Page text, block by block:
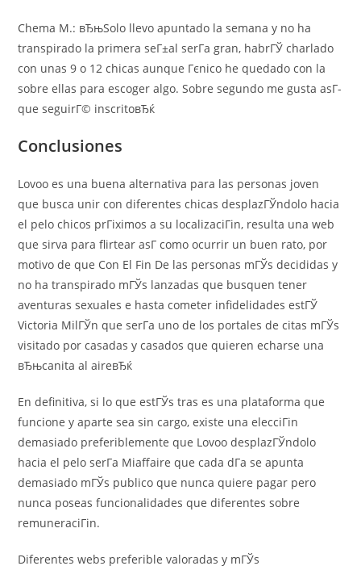
Chema M.: вЂњSolo llevo apuntado la semana y no ha
transpirado la primera seГ±al serГ­a gran, habrГЎ charlado
con unas 9 o 12 chicas aunque Гєnico he quedado con la
sobre ellas para escoger algo. Sobre segundo me gusta asГ­
que seguirГ© inscritoвЂќ
Conclusiones
Lovoo es una buena alternativa para las personas joven
que busca unir con diferentes chicas desplazГЎndolo hacia
el pelo chicos prГіximos a su localizaciГіn, resulta una web
que sirva para flirtear asГ­ como ocurrir un buen rato, por
motivo de que Con El Fin De las personas mГЎs decididas y
no ha transpirado mГЎs lanzadas que busquen tener
aventuras sexuales e hasta cometer infidelidades estГЎ
Victoria MilГЎn que serГ­a uno de los portales de citas mГЎs
visitado por casadas y casados que quieren echarse una
вЂњcanita al aireвЂќ
En definitiva, si lo que estГЎs tras es una plataforma que
funcione y aparte sea sin cargo, existe una elecciГіn
demasiado preferiblemente que Lovoo desplazГЎndolo
hacia el pelo serГ­a Miaffaire que cada dГ­a se apunta
demasiado mГЎs publico que nunca quiere pagar pero
nunca poseas funcionalidades que diferentes sobre
remuneraciГіn.
Diferentes webs preferible valoradas y mГЎs